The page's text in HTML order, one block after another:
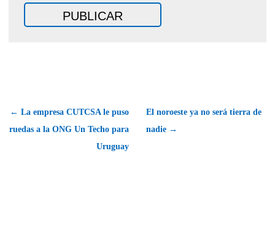
← La empresa CUTCSA le puso
ruedas a la ONG Un Techo para
Uruguay
El noroeste ya no será tierra de
nadie →